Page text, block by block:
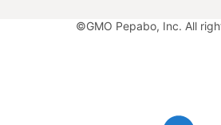
©GMO Pepabo, Inc. All